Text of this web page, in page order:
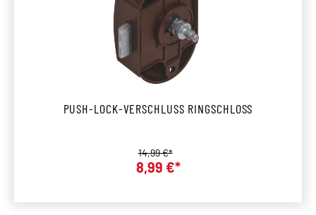
PUSH-LOCK-VERSCHLUSS RINGSCHLOSS
Verkaufspreis:
8,99 €*
Regulärer Preis:
14,99 €*